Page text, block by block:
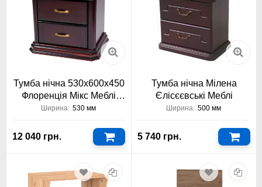
Тумба нічна 530х600х450
Флоренція Мікс Меблі
Еліт
Ширина: 530 мм
12 040 грн.
Тумба нічна Мілена
Єлісєєвські Меблі
Ширина: 500 мм
5 740 грн.